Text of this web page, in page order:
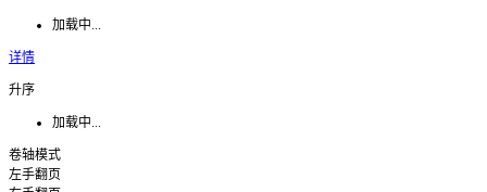
加载中...
详情
升序
加载中...
卷轴模式
左手翻页